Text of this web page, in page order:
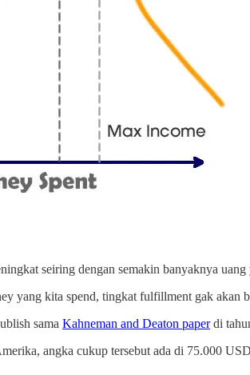
seiring dengan semakin banyaknya
yang kita spend, tingkat fulfillment gak akan
sama Kahneman and Deaton paperdi
angka cukup tersebut ada di 75.000